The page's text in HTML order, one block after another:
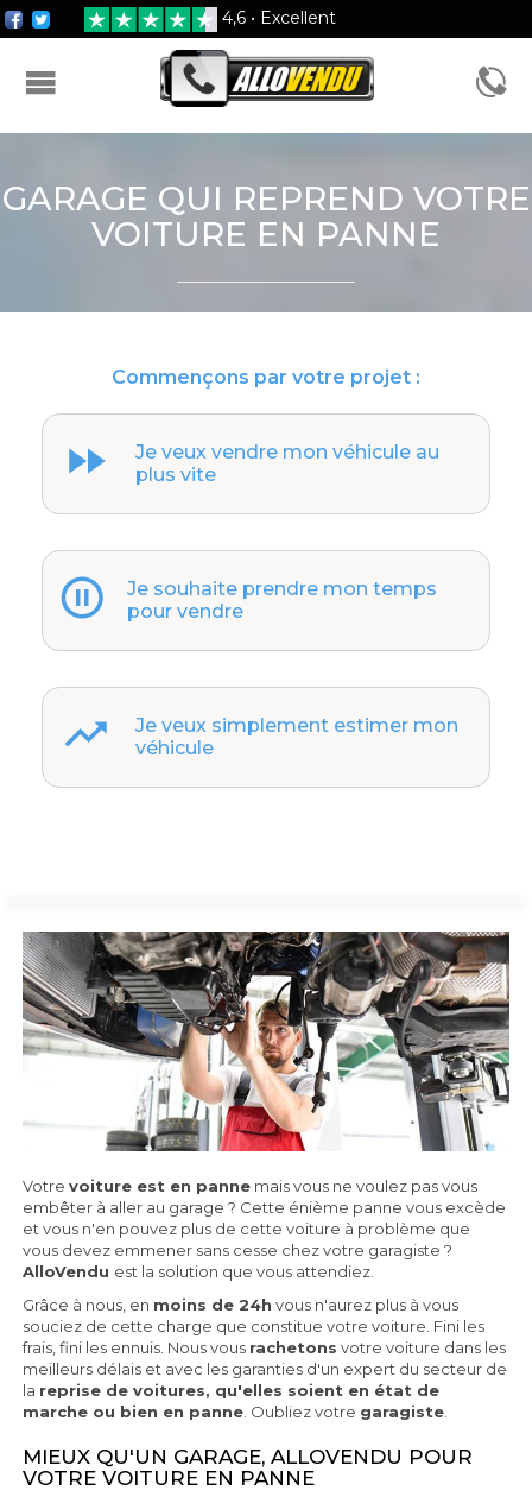
4,6 • Excellent
GARAGE QUI REPREND VOTRE
VOITURE EN PANNE
Commençons par votre projet :
Je veux vendre mon véhicule au
plus vite
Je souhaite prendre mon temps
pour vendre
Je veux simplement estimer mon
véhicule
Votrevoiture est en panne mais vous ne voulez pas vous
embêter à aller au garage ? Cette énième panne vous excède
et vous n'en pouvez plus de cette voiture à problème que
vous devez emmener sans cesse chez votre garagiste ?
AlloVendu est la solution que vous attendiez.
Grâce à nous, en moins de 24h vous n'aurez plus à vous
souciez de cette charge que constitue votre voiture. Fini les
frais, fini les ennuis. Nous vous rachetons votre voiture dans les
meilleurs délais et avec les garanties d'un expert du secteur de
la reprise de voitures, qu'elles soient en état de
marche ou bien en panne. Oubliez votre garagiste.
MIEUX QU'UN GARAGE, ALLOVENDU POUR
VOTRE VOITURE EN PANNE